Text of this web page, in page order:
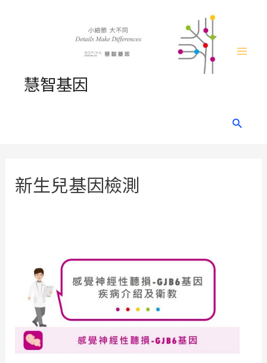
慧智基因
Search
新生兒基因檢測